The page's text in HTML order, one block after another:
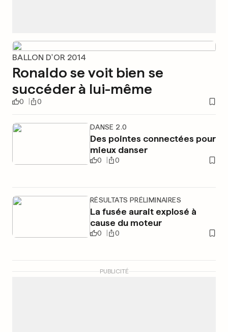
BALLON D'OR 2014
Ronaldo se voit bien se
succéder à lui-même
0 0
DANSE 2.0
Des pointes connectées pour
mieux danser
0 0
RÉSULTATS PRÉLIMINAIRES
La fusée aurait explosé à
cause du moteur
0 0
PUBLICITÉ